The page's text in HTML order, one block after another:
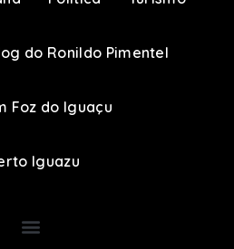
do Ronildo Pimentel
Foz do Iguaçu
Iguazu